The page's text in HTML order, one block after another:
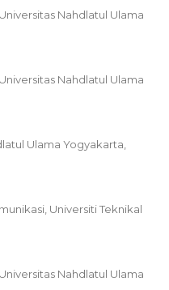
Nahdlatul Ulama
Nahdlatul Ulama
Ulama Yogyakarta,
Universiti Teknikal
Nahdlatul Ulama